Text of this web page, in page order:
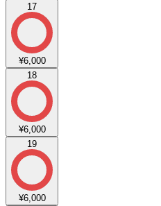
17
¥6,000
18
¥6,000
19
¥6,000